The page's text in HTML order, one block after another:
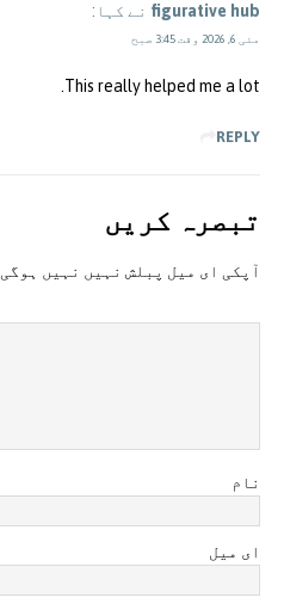
figurative hub نے کہا:
مئی 6, 2026 وقت 3:45 صبح
This really helped me a lot.
REPLY
تبصرہ کريں
آپکی ای ميل پبلش نہيں نہيں ہوگی.
نام
ای میل